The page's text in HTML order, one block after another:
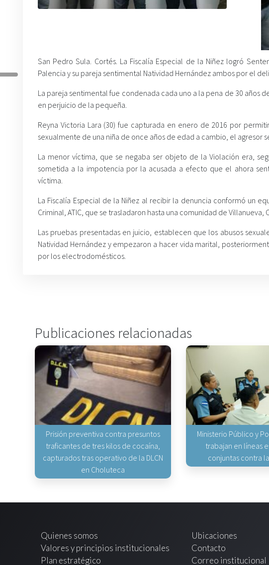
San Pedro Sula. Cortés. La Fiscalía Especial de la Niñez logró
Palencia y su pareja sentimental Natividad Hernández ambos por el
La pareja sentimental fue condenada cada uno a la pena de 30 años
en perjuicio de la pequeña.
Reyna Victoria Lara (30) fue capturada en enero de 2016 por
sexualmente de una niña de once años de edad a cambio, el
La menor víctima, que se negaba ser objeto de la Violación era,
sometida a la impotencia por la acusada a efecto que el ahora
víctima.
La Fiscalía Especial de la Niñez al recibir la denuncia conformó un
Criminal, ATIC, que se trasladaron hasta una comunidad de
Las pruebas presentadas en juicio, establecen que los abusos
Natividad Hernández y empezaron a hacer vida marital,
por los electrodomésticos.
Publicaciones relacionadas
Prisión preventiva contra presuntos
traficantes de tres kilos de cocaína,
capturados tras operativo de la DLCN
en Choluteca
Ministerio Público y
trabajan en líneas
conjuntas contra
Quienes somos
Valores y principios institucionales
Plan estratégico
Ubicaciones
Contacto
Correo institucional